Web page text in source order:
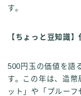
す。
【ちょっと豆知識
500円玉の価値を語
す。この年は、造
ット」や「プルー